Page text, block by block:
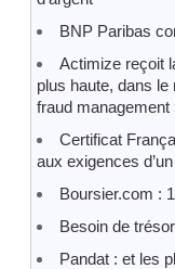
BNP Paribas
Actimize reçoit
plus haute, dans
fraud management
Certificat
aux exigences
Boursier.com :
Besoin de
Pandat : et les